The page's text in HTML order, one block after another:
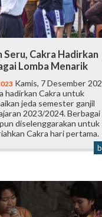
Seru, Cakra Hadirkan
Lomba Menarik
Kamis, 7 Desember
hadirkan Cakra untuk
jeda semester ganjil
2023/2024. Berbagai
diselenggarakan untuk
Cakra hari pertama.